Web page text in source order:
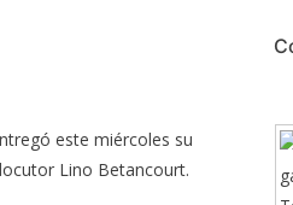
este miércoles su
Lino Betancourt.